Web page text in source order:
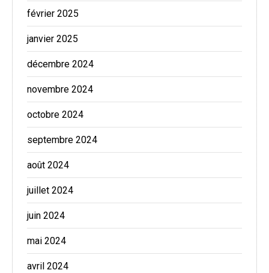
février 2025
janvier 2025
décembre 2024
novembre 2024
octobre 2024
septembre 2024
août 2024
juillet 2024
juin 2024
mai 2024
avril 2024